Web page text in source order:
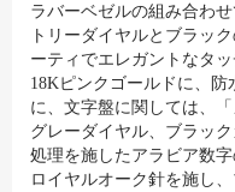
ラバーベゼルの組み合わ
トリーダイヤルとブラッ
ーティでエレガントなタ
18Kピンクゴールドに、防
に、文字盤に関しては、
グレーダイヤル、ブラッ
処理を施したアラビア数
ロイヤルオーク針を施し